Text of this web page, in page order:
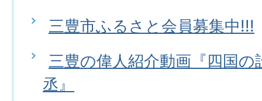
三豊市ふるさと会員募集中!!!
三豊の偉人紹介動画『四国の
丞』